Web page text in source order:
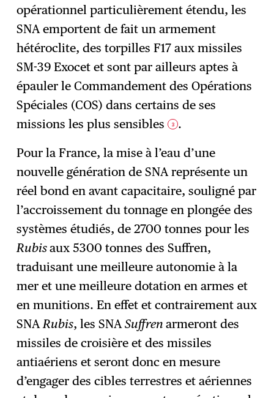
opérationnel particulièrement étendu, les
SNA emportent de fait un armement
hétéroclite, des torpilles F17 aux missiles
SM-39 Exocet et sont par ailleurs aptes à
épauler le Commandement des Opérations
Spéciales (COS) dans certains de ses
missions les plus sensibles 3 .
Pour la France, la mise à l’eau d’une
nouvelle génération de SNA représente un
réel bond en avant capacitaire, souligné par
l’accroissement du tonnage en plongée des
systèmes étudiés, de 2700 tonnes pour les
Rubisaux 5300 tonnes des Suffren,
traduisant une meilleure autonomie à la
mer et une meilleure dotation en armes et
en munitions. En effet et contrairement aux
SNA Rubis, les SNASuffrenarmeront des
missiles de croisière et des missiles
antiaériens et seront donc en mesure
d’engager des cibles terrestres et aériennes